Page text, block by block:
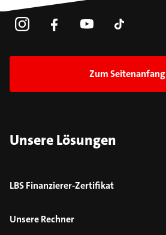
Zum Seitenanfang
Unsere Lösungen
LBS Finanzierer-Zertifikat
Unsere Rechner